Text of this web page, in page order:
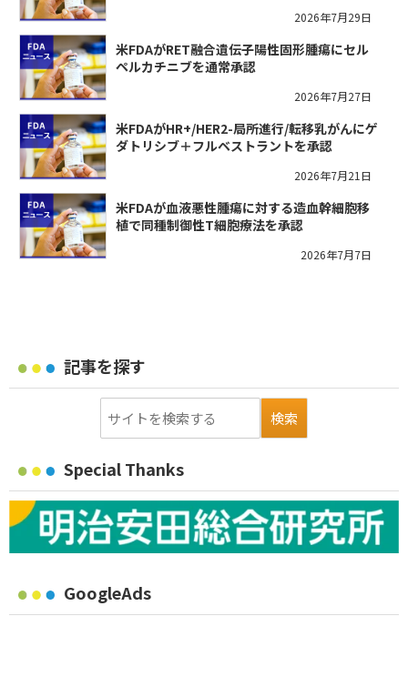
2026年7月29日
米FDAがRET融合遺伝子陽性固形腫瘍にセル
ペルカチニブを通常承認
2026年7月27日
米FDAがHR+/HER2-局所進行/転移乳がんにゲ
ダトリシブ＋フルベストラントを承認
2026年7月21日
米FDAが血液悪性腫瘍に対する造血幹細胞移
植で同種制御性T細胞療法を承認
2026年7月7日
記事を探す
Special Thanks
GoogleAds